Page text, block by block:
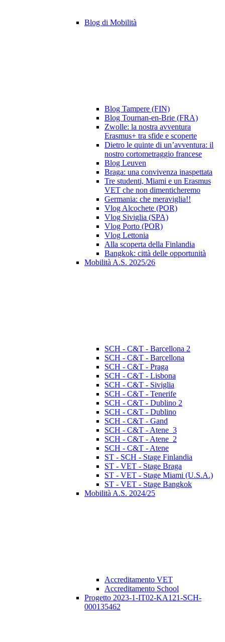
Blog di Mobilità
Blog Tampere (FIN)
Blog Tournan-en-Brie (FRA)
Zwolle: la nostra avventura
Erasmus+ tra sfide e scoperte
Dietro le quinte di un’avventura: il
nostro cortometraggio francese
Blog Leuven
Braga: una convivenza inaspettata
Tre studenti, Miami e un Erasmus
VET che non dimenticheremo
Germania: che meraviglia!!
Vlog Alcochete (POR)
Vlog Siviglia (SPA)
Vlog Porto (POR)
Vlog Lettonia
Alla scoperta della Finlandia
Bangkok: città delle opportunità
Mobilità A.S. 2025/26
SCH - C&T - Barcellona 2
SCH - C&T - Barcellona
SCH - C&T - Praga
SCH - C&T - Lisbona
SCH - C&T - Siviglia
SCH - C&T - Tenerife
SCH - C&T - Dublino 2
SCH - C&T - Dublino
SCH - C&T - Gand
SCH - C&T - Atene_3
SCH - C&T - Atene_2
SCH - C&T - Atene
ST - SCH - Stage Finlandia
ST - VET - Stage Braga
ST - VET - Stage Miami (U.S.A.)
ST - VET - Stage Bangkok
Mobilità A.S. 2024/25
Accreditamento VET
Accreditamento School
Progetto 2023-1-IT02-KA121-SCH-
000135462